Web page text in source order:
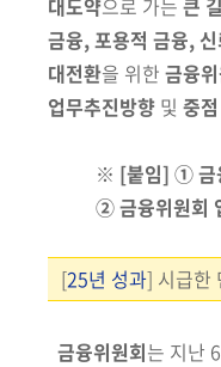
대도약으로 가는 큰 길
금융, 포용적 금융,
대전환을 위한 금융
업무추진방향 및 중
※ [붙임] ① 금
② 금융위원회
[25년 성과] 시급한
금융위원회는 지난